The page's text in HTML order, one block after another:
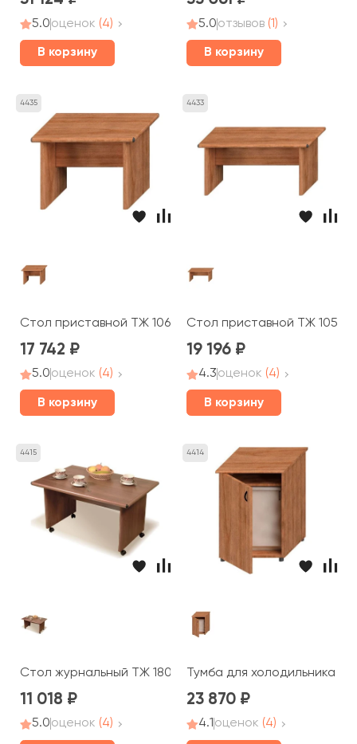
5.0оценок (4)
В корзину
5.0отзывов (1)
В корзину
4435
Стол приставной ТЖ 106 Prestige
17 742
5.0оценок (4)
В корзину
4433
Стол приставной ТЖ 105
19 196
4.3оценок (4)
В корзину
4415
Стол журнальный ТЖ 180 Prestige
11 018
5.0оценок (4)
4414
Тумба для холодильника
23 870
4.1оценок (4)